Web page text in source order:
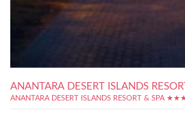
ANANTARA DESERT ISLANDS
ANANTARA DESERT ISLANDS RESORT & SPA